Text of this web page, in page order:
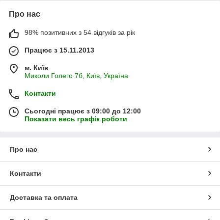
Про нас
98% позитивних з 54 відгуків за рік
Працює з 15.11.2013
м. Київ
Миколи Голего 7б, Київ, Україна
Контакти
Сьогодні працює з 09:00 до 12:00
Показати весь графік роботи
Про нас
Контакти
Доставка та оплата